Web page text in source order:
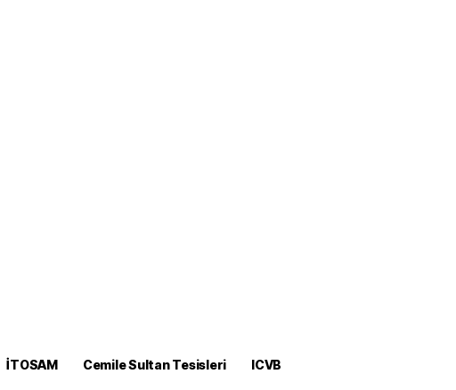
İTOSAM Cemile Sultan Tesisleri
ICVB